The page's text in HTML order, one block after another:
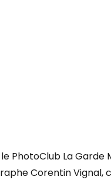
PhotoClub La Garde
Corentin Vignal,